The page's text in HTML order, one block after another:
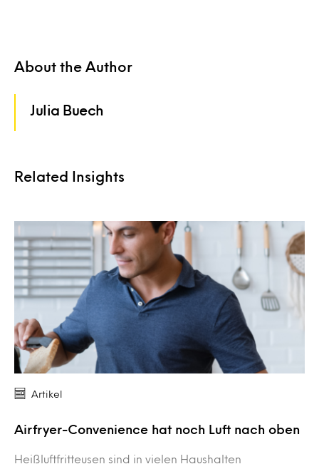
About the Author
Julia Buech
Related Insights
Artikel
Airfryer-Convenience hat noch Luft nach oben
Heißluftfritteusen sind in vielen Haushalten